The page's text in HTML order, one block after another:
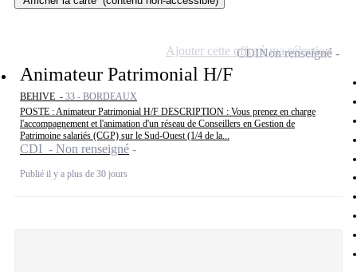
Animateur Patrimonial H/F
BEHIVE - 33 - BORDEAUX
POSTE : Animateur Patrimonial H/F DESCRIPTION : Vous prenez en charge
l'accompagnement et l'animation d'un réseau de Conseillers en Gestion de
Patrimoine salariés (CGP) sur le Sud-Ouest (1/4 de la...
CDI - Non renseigné
Publié il y a plus de 30 jours
CDINon renseigné
Ajouter cette offre à ma sélection